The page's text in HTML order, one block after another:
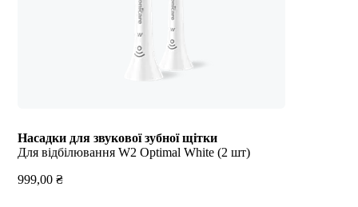
Насадки для звукової зубної щітки
Для відбілювання W2 Optimal White (2 шт)
999,00 ₴